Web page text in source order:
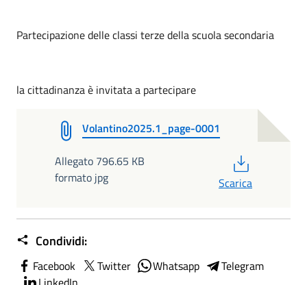
Partecipazione delle classi terze della scuola secondaria
la cittadinanza è invitata a partecipare
Volantino2025.1_page-0001
Allegato 796.65 KB
formato jpg
Scarica
Condividi:
Facebook Twitter Whatsapp
Telegram